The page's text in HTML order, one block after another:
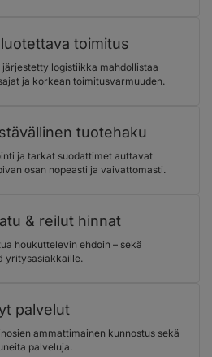
toimitus
järjestetty logistiikka mahdollistaa
ja korkean toimitusvarmuuden.
tuotehaku
ja tarkat suodattimet auttavat
osan nopeasti ja vaivattomasti.
& reilut hinnat
houkuttelevin ehdoin – sekä
yritysasiakkaille.
palvelut
ammattimainen kunnostus sekä
palveluja.